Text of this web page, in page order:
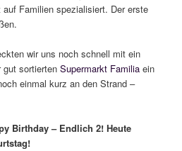
Familien spezialisiert. Der erste
wir uns noch schnell mit ein
gut sortiertenSupermarkt Familia ein
einmal kurz an den Strand –
Birthday – Endlich 2! Heute